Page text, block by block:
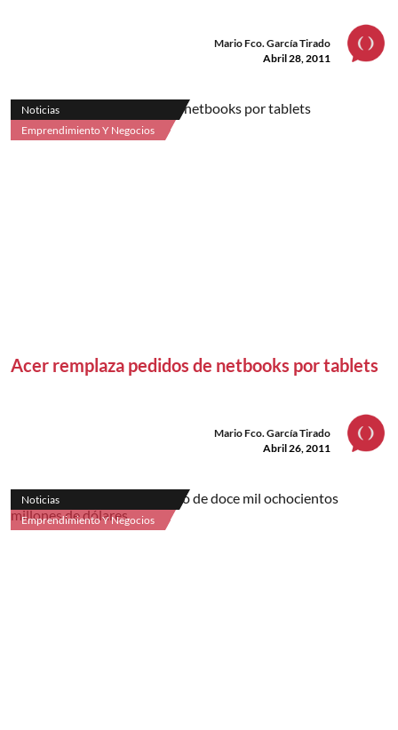
Mario Fco. García Tirado
Abril 28, 2011
Noticias
Emprendimiento Y Negocios
Acer remplaza pedidos de netbooks por tablets
Mario Fco. García Tirado
Abril 26, 2011
Noticias
Emprendimiento Y Negocios